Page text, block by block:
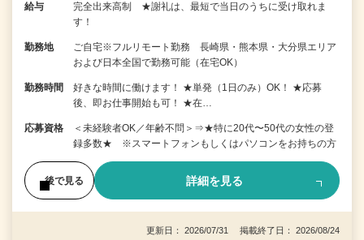
給与
完全出来高制 ★謝礼は、最短で当日のうちに受け取れま
す！
勤務地
ご自宅※フルリモート勤務 長崎県・熊本県・大分県エリア
および日本全国で勤務可能（在宅OK）
勤務時間
好きな時間に働けます！ ★単発（1日のみ）OK！ ★応募
後、即お仕事開始も可！ ★在…
応募資格
＜未経験者OK／年齢不問＞⇒★特に20代〜50代の女性の登
録多数★ ※スマートフォンもしくはパソコンをお持ちの方
後で見る 詳細を見る
更新日： 2026/07/31 掲載終了日： 2026/08/24